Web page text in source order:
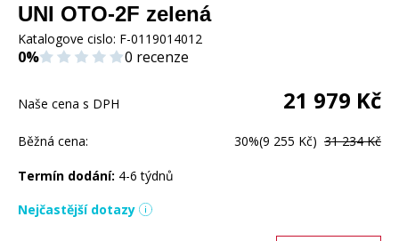
UNI OTO-2F zelená
Katalogove cislo: F-0119014012
0% 0 recenze
Naše cena s DPH 21 979 Kč
Běžná cena: 30%(9 255 Kč) 31 234 Kč
Termín dodání: 4-6 týdnů
Nejčastější dotazy